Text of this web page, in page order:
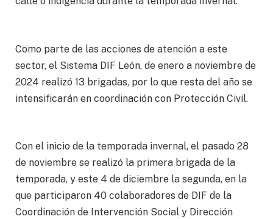
Como parte de las acciones de atención a este
sector, el Sistema DIF León, de enero a noviembre de
2024 realizó 13 brigadas, por lo que resta del año se
intensificarán en coordinación con Protección Civil.
Con el inicio de la temporada invernal, el pasado 28
de noviembre se realizó la primera brigada de la
temporada, y este 4 de diciembre la segunda, en la
que participaron 40 colaboradores de DIF de la
Coordinación de Intervención Social y Dirección